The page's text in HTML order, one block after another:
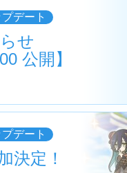
デート
せ
公開】
デート
決定！